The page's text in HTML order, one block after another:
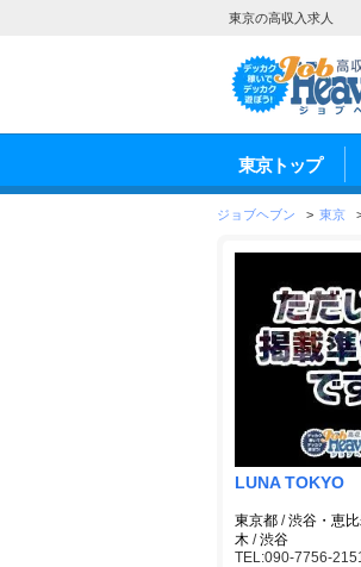
東京の高収入求人
東京トップ
ジョブヘブン > 東京
LUNA TOKYO
東京都 /渋谷・恵
木 /渋谷
TEL:090-7756-